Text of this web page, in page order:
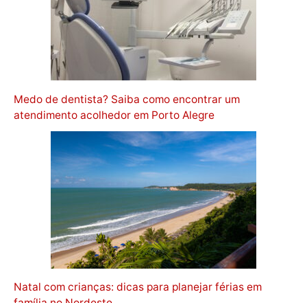
Medo de dentista? Saiba como encontrar um
atendimento acolhedor em Porto Alegre
Natal com crianças: dicas para planejar férias em